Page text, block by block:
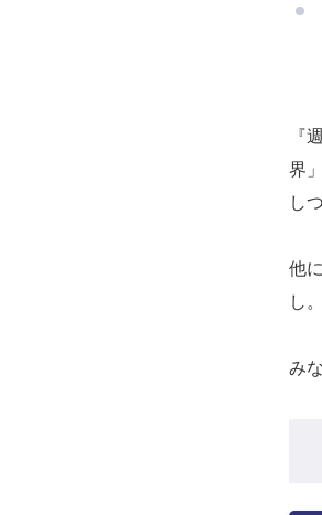
『
界
し
他
し
み